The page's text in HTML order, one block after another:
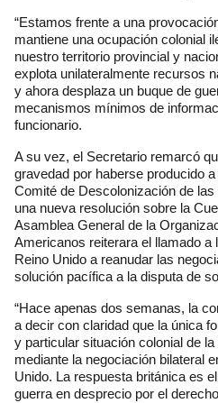
“Estamos frente a una
mantiene una ocupación colonial
nuestro territorio provincial y
explota unilateralmente recursos
y ahora desplaza un buque de
mecanismos mínimos de
funcionario.
A su vez, el Secretario remarcó
gravedad por haberse producido
Comité de Descolonización de
una nueva resolución sobre la
Asamblea General de la
Americanos reiterara el llamado a
Reino Unido a reanudar las
solución pacífica a la disputa de
“Hace apenas dos semanas, la
a decir con claridad que la única
y particular situación colonial de
mediante la negociación bilateral
Unido. La respuesta británica es
guerra en desprecio por el